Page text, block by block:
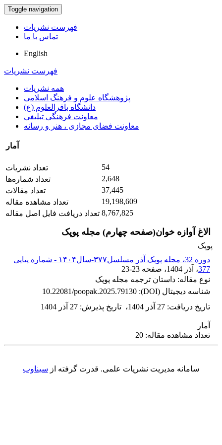
Toggle navigation
فهرست نشریات
تماس با ما
English
فهرست نشریات
همه نشریات
پژوهشگاه علوم و فرهنگ اسلامی
دانشگاه باقرالعلوم (ع)
معاونت فرهنگی تبلیغی
معاونت فضای مجازی ، هنر و رسانه
آمار
تعداد نشریات
54
تعداد شماره‌ها
2,648
تعداد مقالات
37,445
تعداد مشاهده مقاله
19,198,609
تعداد دریافت فایل اصل مقاله 8,767,825
الاغ آوازه خوان(صفحه چهارم) مجله پوپک
پوپک
دوره 32، مجله پوپک آذر مسلسل۳۷۷-سال۱۴۰۴ - شماره پیاپی
377، آذر 1404 ، صفحه 23-23
نوع مقاله: داستان ترجمه مجله پوپک
شناسه دیجیتال (DOI):
10.22081/poopak.2025.79130
تاریخ دریافت: 27 آذر 1404 ، تاریخ پذیرش: 27 آذر 1404
آمار
تعداد مشاهده مقاله: 20
سامانه مدیریت نشریات علمی. قدرت گرفته از سیناوب